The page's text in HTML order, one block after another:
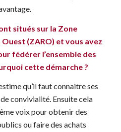
situés sur la Zone
Ouest (ZARO) et vous avez
fédérer l’ensemble des
cette démarche ?
qu’il faut connaitre ses
convivialité. Ensuite cela
voix pour obtenir des
ou faire des achats